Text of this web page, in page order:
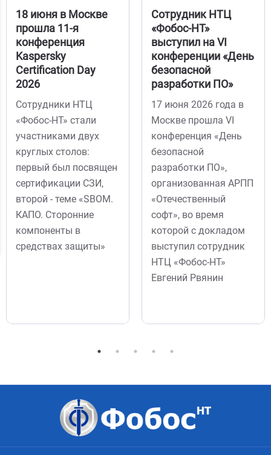
18 июня в Москве
прошла 11-я
конференция
Kaspersky
Certification Day
2026
Сотрудники НТЦ
«Фобос-НТ» стали
участниками двух
круглых столов:
первый был посвящен
сертификации СЗИ,
второй - теме «SBOM.
КАПО. Сторонние
компоненты в
средствах защиты»
Сотрудник НТЦ
«Фобос-НТ»
выступил на VI
конференции «День
безопасной
разработки ПО»
17 июня 2026 года в
Москве прошла VI
конференция «День
безопасной
разработки ПО»,
организованная АРПП
«Отечественный
софт», во время
которой с докладом
выступил сотрудник
НТЦ «Фобос-НТ»
Евгений Рвянин